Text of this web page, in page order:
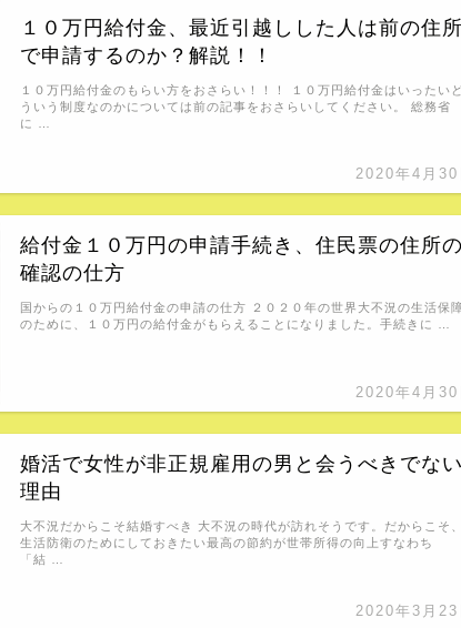
１０万円給付金、最近引越しした人は前の住所
で申請するのか？解説！！
2020年4月30
１０万円給付金のもらい方をおさらい！！！ １０万円給付金はいったい
ういう制度なのかについては前の記事をおさらいしてください。 総務省
に …
給付金１０万円の申請手続き、住民票の住所の
確認の仕方
2020年4月30
国からの１０万円給付金の申請の仕方 ２０２０年の世界大不況の生活保
のために、１０万円の給付金がもらえることになりました。手続きに …
婚活で女性が非正規雇用の男と会うべきでない
理由
2020年3月23
大不況だからこそ結婚すべき 大不況の時代が訪れそうです。だからこそ、
生活防衛のためにしておきたい最高の節約が世帯所得の向上すなわち
「結 …